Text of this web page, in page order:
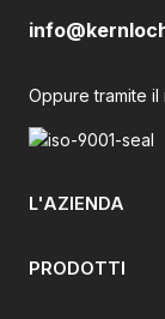
Oppure tramite il
L'AZIENDA
PRODOTTI